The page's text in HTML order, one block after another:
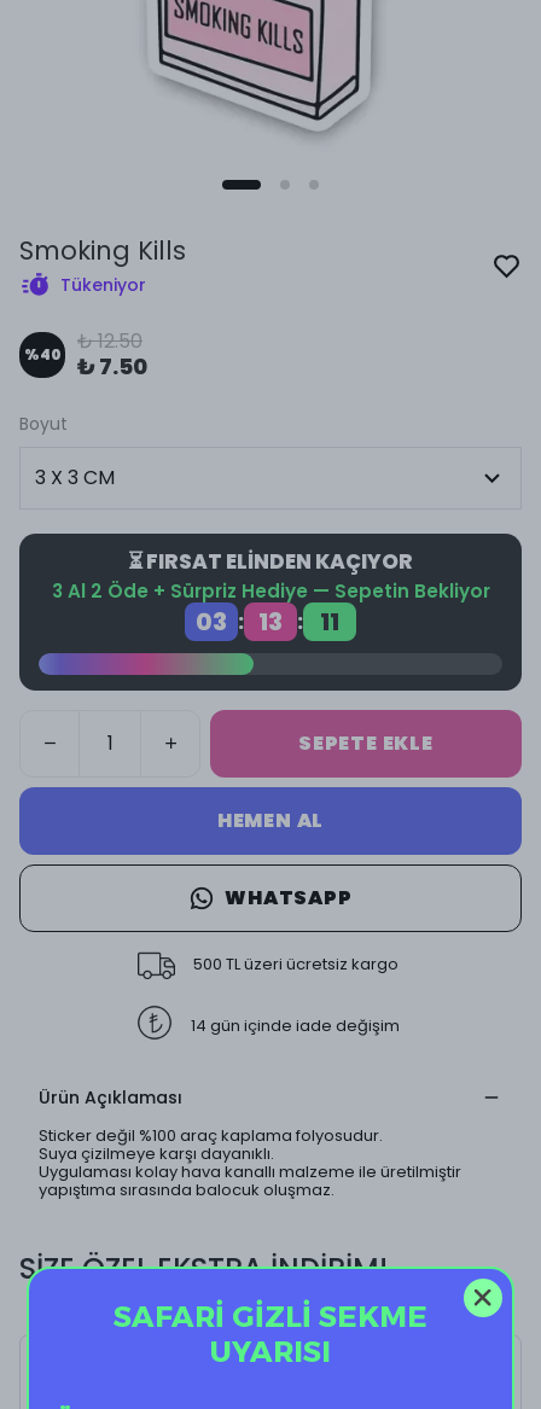
Smoking Kills
Tükeniyor
%40 ₺ 12.50
₺ 7.50
Boyut
⏳ FIRSAT ELİNDEN KAÇIYOR
3 Al 2 Öde + Sürpriz Hediye — Sepetin Bekliyor
03 : 13 : 10
SEPETE EKLE
HEMEN AL
WHATSAPP
500 TL üzeri ücretsiz kargo
14 gün içinde iade değişim
Ürün Açıklaması
Sticker değil %100 araç kaplama folyosudur.
Suya çizilmeye karşı dayanıklı.
Uygulaması kolay hava kanallı malzeme ile üretilmiştir
yapıştıma sırasında balocuk oluşmaz.
SİZE ÖZEL EKSTRA İNDİRİM!
SAFARİ GİZLİ SEKME
UYARISI